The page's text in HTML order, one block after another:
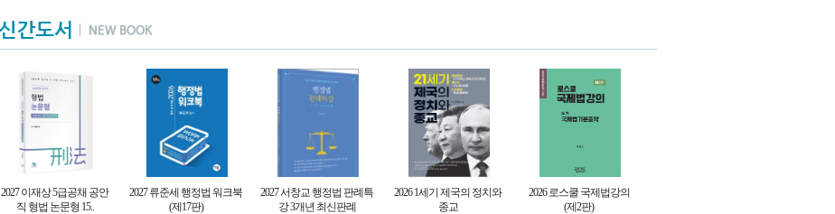
2027 이재상 5급공채 공안
직 형법 논문형 15..
2027 류준세 행정법 워크북
(제17판)
2027 서창교 행정법 판례특
강 3개년 최신판례
2026 1세기 제국의 정치와
종교
2026 로스쿨 국제법강의
(제2판)